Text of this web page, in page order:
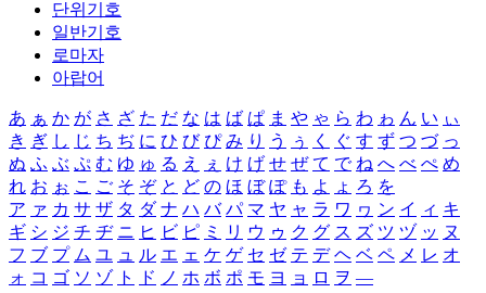
단위기호
일반기호
로마자
아랍어
あ ぁ か が さ ざ た だ な は ば ぱ ま や ゃ ら わ ゎ ん い ぃ
き ぎ し じ ち ぢ に ひ び ぴ み り う ぅ く ぐ す ず つ づ っ
ぬ ふ ぶ ぷ む ゆ ゅ る え ぇ け げ せ ぜ て で ね へ べ ぺ め
れ お ぉ こ ご そ ぞ と ど の ほ ぼ ぽ も よ ょ ろ を
ア ァ カ サ ザ タ ダ ナ ハ バ パ マ ヤ ャ ラ ワ ヮ ン イ ィ キ
ギ シ ジ チ ヂ ニ ヒ ビ ピ ミ リ ウ ゥ ク グ ス ズ ツ ヅ ッ ヌ
フ ブ プ ム ユ ュ ル エ ェ ケ ゲ セ ゼ テ デ ヘ ベ ペ メ レ オ
ォ コ ゴ ソ ゾ ト ド ノ ホ ボ ポ モ ヨ ョ ロ ヲ ―